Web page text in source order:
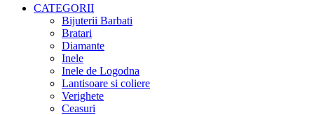
CATEGORII
Bijuterii Barbati
Bratari
Diamante
Inele
Inele de Logodna
Lantisoare si coliere
Verighete
Ceasuri